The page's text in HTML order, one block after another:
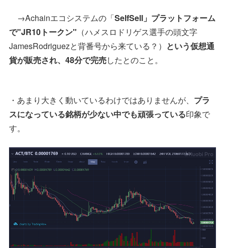
→Achainエコシステムの「SelfSell」プラットフォーム
で"JR10トークン" （ハメスロドリゲス選手の頭文字
JamesRodriguezと背番号から来ている？） という仮想通
貨が販売され、48分で完売したとのこと。
・あまり大きく動いているわけではありませんが、 プラ
スになっている銘柄が少ない中でも頑張っている印象で
す。